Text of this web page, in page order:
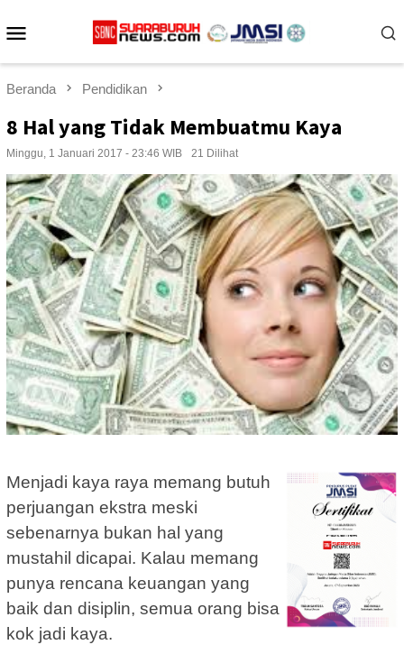
ke
Beranda Pendidikan
8 Hal yang Tidak Membuatmu Kaya
Minggu, 1 Januari 2017 - 23:46 WIB 21 Dilihat
Menjadi kaya raya memang butuh
perjuangan ekstra meski
sebenarnya bukan hal yang
mustahil dicapai. Kalau memang
punya rencana keuangan yang
baik dan disiplin, semua orang bisa
kok jadi kaya.